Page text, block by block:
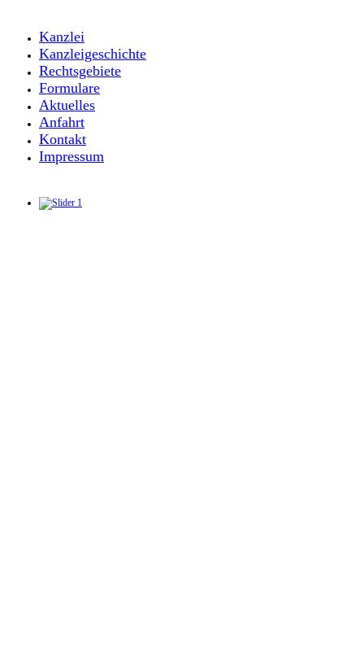
Kanzlei
Kanzleigeschichte
Rechtsgebiete
Formulare
Aktuelles
Anfahrt
Kontakt
Impressum